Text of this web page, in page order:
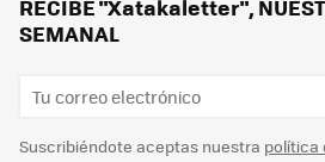
RECIBE "Xatakaletter",
SEMANAL
Suscribiéndote aceptas nuestra política